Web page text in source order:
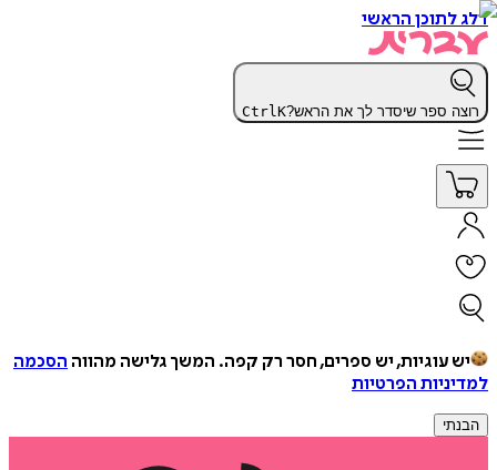
דלג לתוכן הראשי
רוצה ספר שיסדר לך את הראש? CtrlK
יש עוגיות, יש ספרים, חסר רק קפה. המשך גלישה מהווה הסכמה
למדיניות הפרטיות
הבנתי